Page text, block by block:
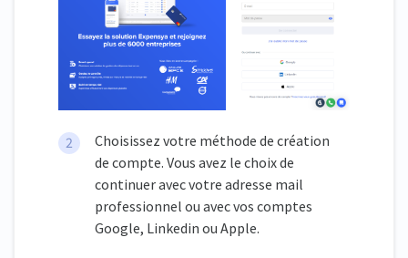
Choisissez votre méthode de création
de compte. Vous avez le choix de
continuer avec votre adresse mail
professionnel ou avec vos comptes
Google, Linkedin ou Apple.